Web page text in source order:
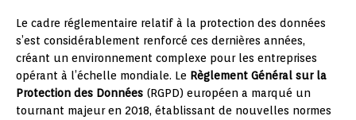
Le cadre réglementaire relatif à la protection des données
s’est considérablement renforcé ces dernières années,
créant un environnement complexe pour les entreprises
opérant à l’échelle mondiale. Le Règlement Général sur la
Protection des Données (RGPD) européen a marqué un
tournant majeur en 2018, établissant de nouvelles normes